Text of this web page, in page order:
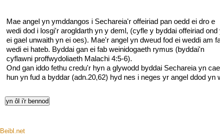
Mae angel yn ymddangos i Sechareia'r offeiriad pan oedd ei dro e
wedi dod i losgi'r arogldarth yn y deml, (cyfle y byddai offeiriad ond
ei gael unwaith yn ei oes). Mae'r angel yn dweud fod ei weddi am
wedi ei hateb. Byddai gan ei fab weinidogaeth rymus (byddai'n
cyflawni proffwydoliaeth Malachi 4:5-6).
Ond gan iddo fethu credu'r hyn a glywodd byddai Sechareia yn
hun yn fud a byddar (adn.20,62) hyd nes i neges yr angel ddod yn
Beibl.net